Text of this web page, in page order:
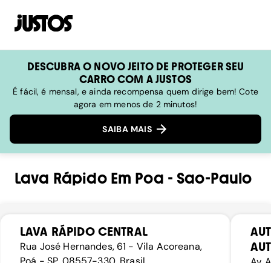
DESCUBRA O NOVO JEITO DE PROTEGER SEU
CARRO COM A JUSTOS
É fácil, é mensal, e ainda recompensa quem dirige bem! Cote
agora em menos de 2 minutos!
SAIBA MAIS
Lava RápidoEm Poa - Sao-Paulo
LAVA RÁPIDO CENTRAL
Rua José Hernandes, 61 - Vila Acoreana,